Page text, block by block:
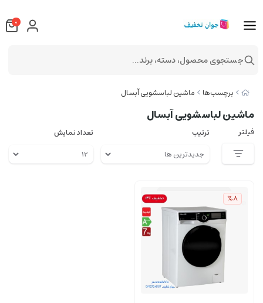
برچسب‌ها ماشین لباسشویی آبسال
ماشین لباسشویی آبسال
فیلتر ترتیب تعداد نمایش
%8
0
جستجوی محصول، دسته، برند...